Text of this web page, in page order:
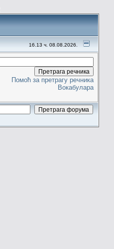
16.13 ч. 08.08.2026.
Помоћ за претрагу речника
Вокабулара